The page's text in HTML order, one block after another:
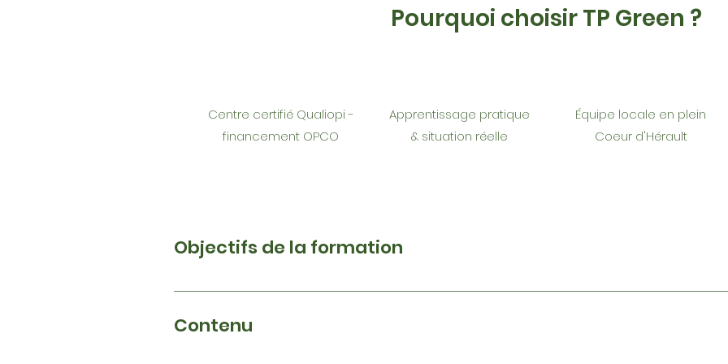
Pourquoi choisir TP Green ?
Centre certifié Qualiopi -
financement OPCO
Apprentissage pratique
& situation réelle
Équipe locale en plein
Coeur d'Hérault
Objectifs de la formation
Appliquer les réglementations nationales et européennes en matière d’eaux usées et
d’infiltration et de réutilisation Mettre en œuvre des solutions adaptées sur les chantiers
Contenu